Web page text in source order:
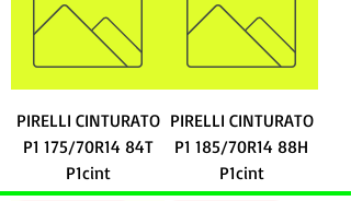
PIRELLI CINTURATO
P1 175/70R14 84T
P1cint
PIRELLI CINTURATO
P1 185/70R14 88H
P1cint